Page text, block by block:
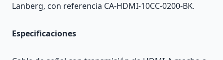
Lanberg, con referencia CA-HDMI-10CC-0200-BK.
Especificaciones